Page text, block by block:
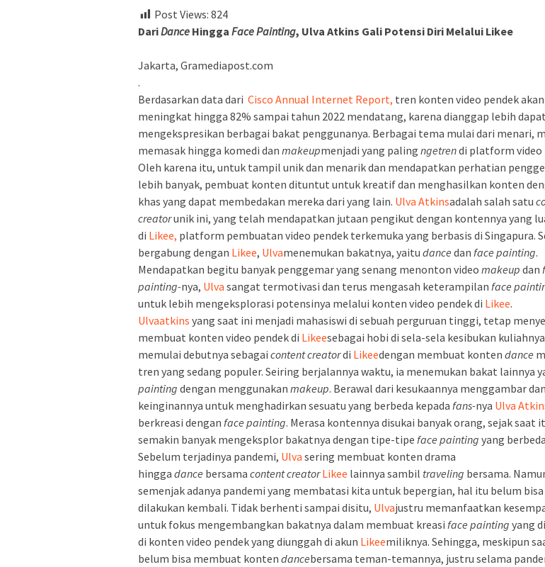
Post Views: 824
DariDance Hingga Face Painting, Ulva Atkins Gali Potensi Diri Melalui Likee
Jakarta, Gramediapost.com
.
Berdasarkan data dari Cisco Annual Internet Report, tren konten video pendek
meningkat hingga 82% sampai tahun 2022 mendatang, karena dianggap lebih dapat
mengekspresikan berbagai bakat penggunanya. Berbagai tema mulai dari menari,
memasak hingga komedi dan makeupmenjadi yang paling ngetrendi platform video
Oleh karena itu, untuk tampil unik dan menarik dan mendapatkan perhatian
lebih banyak, pembuat konten dituntut untuk kreatif dan menghasilkan konten
khas yang dapat membedakan mereka dari yang lain. Ulva Atkinsadalah salah satu
creatorunik ini, yang telah mendapatkan jutaan pengikut dengan kontennya yang
di Likee, platform pembuatan video pendek terkemuka yang berbasis di Singapura.
bergabung dengan Likee, Ulvamenemukan bakatnya, yaitu dance dan face painting.
Mendapatkan begitu banyak penggemar yang senang menonton video makeup dan
painting-nya, Ulva sangat termotivasi dan terus mengasah keterampilan face
untuk lebih mengeksplorasi potensinya melalui konten video pendek di Likee.
Ulvaatkins yang saat ini menjadi mahasiswi di sebuah perguruan tinggi, tetap
membuat konten video pendek di Likeesebagai hobi di sela-sela kesibukan
memulai debutnya sebagai content creatordi Likeedengan membuat konten dance
tren yang sedang populer. Seiring berjalannya waktu, ia menemukan bakat lainnya
painting dengan menggunakan makeup. Berawal dari kesukaannya menggambar dan
keinginannya untuk menghadirkan sesuatu yang berbeda kepada fans-nya Ulva
berkreasi dengan face painting. Merasa kontennya disukai banyak orang, sejak saat
semakin banyak mengeksplor bakatnya dengan tipe-tipe face painting yang
Sebelum terjadinya pandemi, Ulva sering membuat konten drama
hingga dance bersama content creator Likee lainnya sambil traveling bersama.
semenjak adanya pandemi yang membatasi kita untuk bepergian, hal itu belum bisa
dilakukan kembali. Tidak berhenti sampai disitu, Ulvajustru memanfaatkan
untuk fokus mengembangkan bakatnya dalam membuat kreasi face painting yang
di konten video pendek yang diunggah di akun Likeemiliknya. Sehingga, meskipun
belum bisa membuat konten dancebersama teman-temannya, justru selama